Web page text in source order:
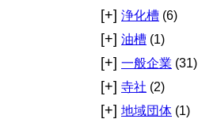
[+] 浄化槽 (6)
[+] 油槽 (1)
[+] 一般企業 (31)
[+] 寺社 (2)
[+] 地域団体 (1)